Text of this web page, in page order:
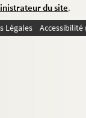
du site.
Légales